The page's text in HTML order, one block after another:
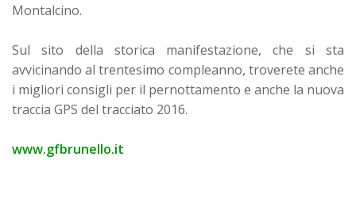
Montalcino.
Sul sito della storica manifestazione, che si sta
avvicinando al trentesimo compleanno, troverete anche
i migliori consigli per il pernottamento e anche la nuova
traccia GPS del tracciato 2016.
www.gfbrunello.it